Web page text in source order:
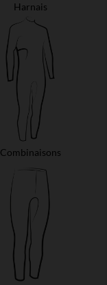
Harnais
Combinaisons